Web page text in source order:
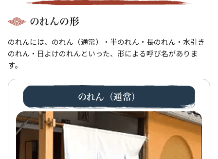
のれんの形
のれんには、のれん（通常）・半のれん・長のれん・水引き
のれん・日よけのれんといった、形による呼び名がありま
す。
のれん（通常）